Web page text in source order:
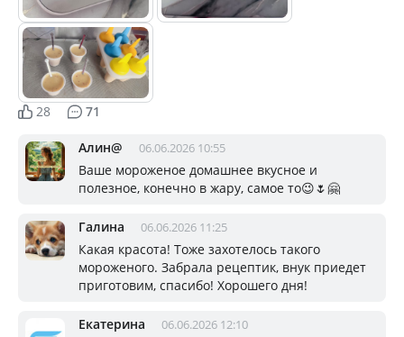
28 71
Алин@ 06.06.2026 10:55
Ваше мороженое домашнее вкусное и
полезное, конечно в жару, самое то😉🌷🤗
Галина 06.06.2026 11:25
Какая красота! Тоже захотелось такого
мороженого. Забрала рецептик, внук приедет
приготовим, спасибо! Хорошего дня!
Eкатерина 06.06.2026 12:10